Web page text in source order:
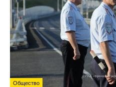
Общество